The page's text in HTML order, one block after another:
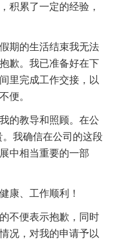
积累了一定的经验，
的生活结束我无法
歉。我已准备好在下
里完成工作交接，以
便。
教导和照顾。在公
我确信在公司的这段
中相当重要的一部
、工作顺利！
便表示抱歉，同时
况，对我的申请予以